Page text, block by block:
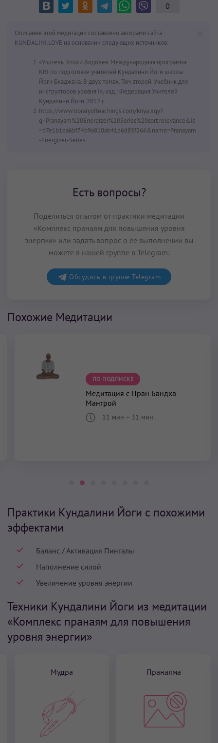
0
Описание этой медитации составлено авторами сайта
KUNDALINI.LOVE на основании следующих источников:
«Учитель Эпохи Водолея. Международная программа
KRI по подготовке учителей Кундалини Йоги школы
Йоги Бхаджана. В двух томах. Том второй. Учебник для
инструкторов уровня I», изд.: Федерация Учителей
Кундалини Йоги, 2012 г.
https://www.libraryofteachings.com/kriya.xqy?
q=Pranayam%20Energizer%20Series%20sort:relevance&id
=b7e1b1ea6bf74b9a810ab41d6d85f266&name=Pranayam
-Energizer-Series
Есть вопросы?
Поделиться опытом от практики медитации
«Комплекс пранаям для повышения уровня
энергии» или задать вопрос о ее выполнении вы
можете в нашей группе в Telegram:
Обсудить в группе Telegram
Похожие Медитации
ПО ПОДПИСКЕ
Медитация с Пран Бандха
Мантрой
11 мин – 31 мин
Практики Кундалини Йоги с похожими
эффектами
Баланс / Активация Пингалы
Наполнение силой
Увеличение уровня энергии
Техники Кундалини Йоги из медитации
«Комплекс пранаям для повышения
уровня энергии»
Мудра Пранаяма